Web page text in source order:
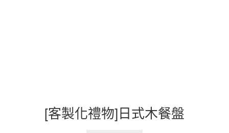
[客製化禮物]日式木餐盤